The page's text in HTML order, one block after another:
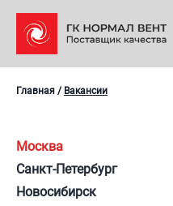
Главная / Вакансии
Москва
Санкт-Петербург
Новосибирск